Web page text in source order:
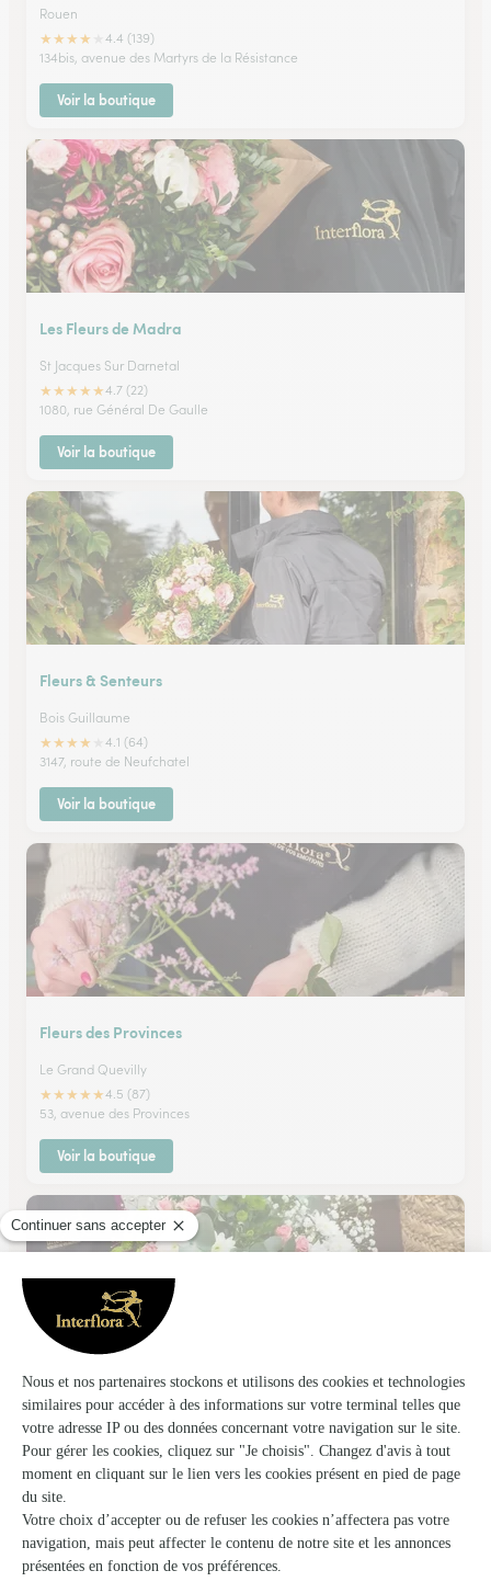
Rouen
★★★★
4.4 (139)
134bis, avenue des Martyrs de la Résistance
Voir la boutique
Les Fleurs de Madra
St Jacques Sur Darnetal
★★★★★4.7 (22)
1080, rue Général De Gaulle
Voir la boutique
Fleurs & Senteurs
Bois Guillaume
★★★★
4.1 (64)
3147, route de Neufchatel
Voir la boutique
Fleurs des Provinces
Le Grand Quevilly
★★★★★4.5 (87)
53, avenue des Provinces
Voir la boutique
L’atelier Colbert
Mont Saint Aignan
★ ★★★ ★4.5 (124)
16, place Colbert
Voir la boutique